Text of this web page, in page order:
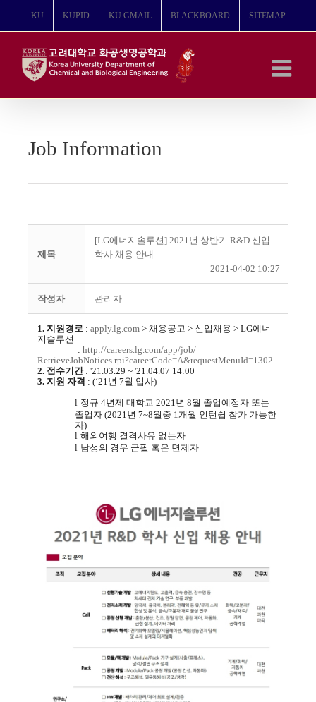
뛰
KU KUPID KU GMAIL BLACKBOARD SITEMAP
Job Information
제목
[LG에너지솔루션] 2021년 상반기 R&D 신입
학사 채용 안내
2021-04-02 10:27
작성자 관리자
1. 지원경로 : apply.lg.com > 채용공고 > 신입채용 > LG에너
지솔루션
: http://careers.lg.com/app/job/
RetrieveJobNotices.rpi?careerCode=A&requestMenuId=1302
2. 접수기간: '21.03.29 ~ '21.04.07 14:00
3. 지원 자격 : (‘21년 7월 입사)
l 정규 4년제 대학교 2021년 8월 졸업예정자 또는
졸업자(2021년 7~8월중 1개월 인턴쉽 참가 가능한
자)
l 해외여행 결격사유 없는자
l 남성의 경우 군필 혹은 면제자